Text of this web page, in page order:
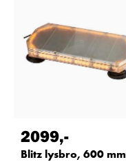
2099,-
Blitz lysbro, 600 mm